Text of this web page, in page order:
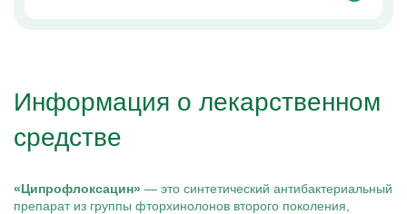
Информация о лекарственном
средстве
«Ципрофлоксацин» — это синтетический антибактериальный
препарат из группы фторхинолонов второго поколения,